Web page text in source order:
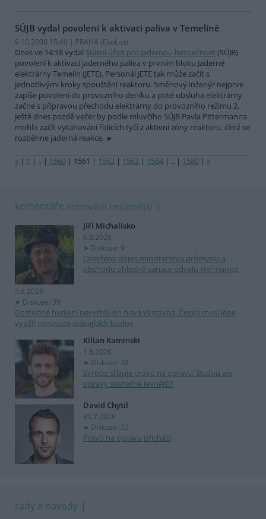
SÚJB vydal povolení k aktivaci paliva v Temelíně
9.10.2000 15:40 | PRAHA (EkoList)
Dnes ve 14:18 vydal Státní úřad pro jadernou bezpečnost (SÚJB)
povolení k aktivaci jaderného paliva v prvním bloku Jaderné
elektrárny Temelín (JETE). Personál JETE tak může začít s
jednotlivými kroky spouštění reaktoru. Směnový inženýr nejprve
zapíše povolení do provozního deníku a poté obsluha elektrárny
začne s přípravou přechodu elektrárny do provozního režimu 2.
Ještě dnes pozdě večer by podle mluvčího SÚJB Pavla Pittermanna
mohlo začít vytahování řídících tyčí z aktivní zóny reaktoru, čímž se
rozběhne jaderná reakce.
« | 1 | .. | 1560 | 1561 | 1562 | 1563 | 1564 | .. | 1580 | »
komentáře nejnovější nejčtenější
Jiří Michalisko
6.8.2026
Diskuse: 9
Otevřený dopis ministerstvu průmyslu a
obchodu ohledně sanace odvalu Heřmanice
5.8.2026
Diskuse: 39
Dostupné bydlení nevyřeší jen nová výstavba. Česko musí lépe
využít renovace stávajících budov
Kilian Kaminski
1.8.2026
Diskuse: 38
Evropa slibuje právo na opravu. Budou ale
opravy skutečně levnější?
David Chytil
31.7.2026
Diskuse: 32
Právo na opravu přichází
rady a návody